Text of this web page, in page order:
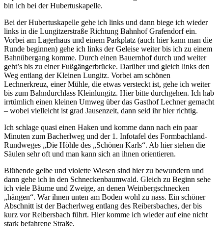
bin ich bei der Hubertuskapelle.
Bei der Hubertuskapelle gehe ich links und dann biege ich wieder
links in die Lungitzerstraße Richtung Bahnhof Grafendorf ein.
Vorbei am Lagerhaus und einem Parkplatz (auch hier kann man die
Runde beginnen) gehe ich links der Geleise weiter bis ich zu einem
Bahnübergang komme. Durch einen Bauernhof durch und weiter
geht’s bis zu einer Fußgängerbrücke. Darüber und gleich links den
Weg entlang der Kleinen Lungitz. Vorbei am schönen
Lechnerkreuz, einer Mühle, die etwas versteckt ist, gehe ich weiter
bis zum Bahndurchlass Kleinlungitz. Hier bitte durchgehen. Ich hab
irrtümlich einen kleinen Umweg über das Gasthof Lechner gemacht
– wobei vielleicht ist grad Jausenzeit, dann seid ihr hier richtig.
Ich schlage quasi einen Haken und komme dann nach ein paar
Minuten zum Bacherlweg und der 1. Infotafel des Formbachland-
Rundweges „Die Höhle des „Schönen Karls“. Ab hier stehen die
Säulen sehr oft und man kann sich an ihnen orientieren.
Blühende gelbe und violette Wiesen sind hier zu bewundern und
dann gehe ich in den Schneckenbaumwald. Gleich zu Beginn sehe
ich viele Bäume und Zweige, an denen Weinbergschnecken
„hängen“. War ihnen unten am Boden wohl zu nass. Ein schöner
Abschnitt ist der Bacherlweg entlang des Reibersbaches, der bis
kurz vor Reibersbach führt. Hier komme ich wieder auf eine nicht
stark befahrene Straße.